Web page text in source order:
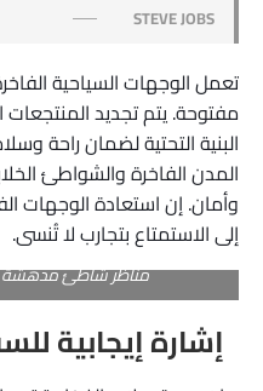
STEVE JOBS
تعمل الوجهات السياحية
مفتوحة. يتم تجديد المنتجعات
البنية التحتية لضمان راحة
المدن الفاخرة والشواطئ
وأمان. إن استعادة الوجهات
إلى الاستمتاع بتجارب لا تُنسى.
مناظر شاطئ مدهشة
إشارة إيجابية